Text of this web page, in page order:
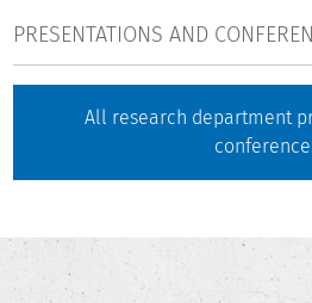
PRESENTATIONS AND
All research department